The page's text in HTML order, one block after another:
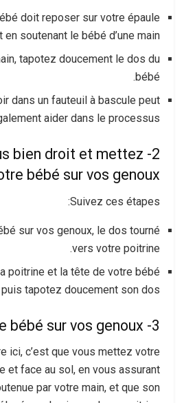
doit reposer sur votre épaule
en soutenant le bébé d’une main.
tapotez doucement le dos du
bébé.
dans un fauteuil à bascule peut
aider dans le processus.
bien droit et mettez
bébé sur vos genoux
Suivez ces étapes:
sur vos genoux, le dos tourné
vers votre poitrine.
poitrine et la tête de votre bébé
puis tapotez doucement son dos.
3- Mettez votre bébé sur vos genoux
ici, c’est que vous mettez votre
et face au sol, en vous assurant
par votre main, et que son